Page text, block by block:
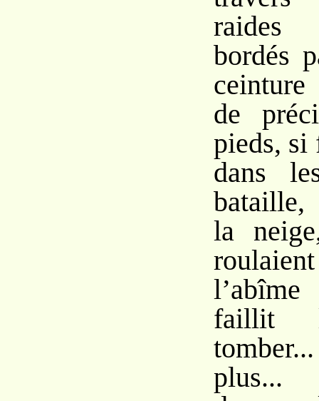
raides
bordés
de
pieds, si
dans
la
faillit